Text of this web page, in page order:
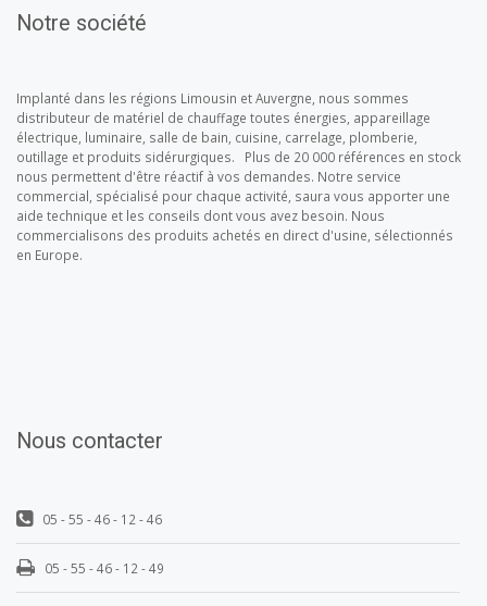
Notre société
Implanté dans les régions Limousin et Auvergne, nous sommes
distributeur de matériel de chauffage toutes énergies, appareillage
électrique, luminaire, salle de bain, cuisine, carrelage, plomberie,
outillage et produits sidérurgiques. Plus de 20 000 références en stock
nous permettent d'être réactif à vos demandes. Notre service
commercial, spécialisé pour chaque activité, saura vous apporter une
aide technique et les conseils dont vous avez besoin. Nous
commercialisons des produits achetés en direct d'usine, sélectionnés
en Europe.
Nous contacter
05 - 55 - 46 - 12 - 46
05 - 55 - 46 - 12 - 49